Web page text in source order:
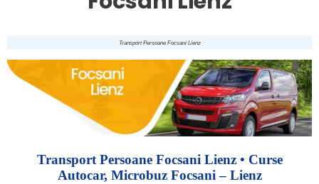
Transport Persoane Focsani Lienz
Transport Persoane Focsani Lienz • Curse
Autocar, Microbuz Focsani – Lienz